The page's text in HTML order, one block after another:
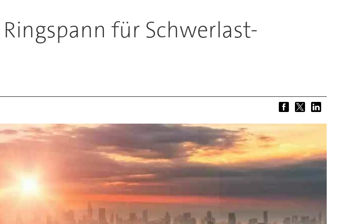
für Schwerlast-